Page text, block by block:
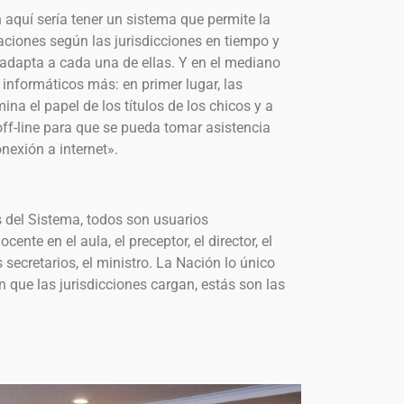
sería tener un sistema que permite la
según las jurisdicciones en tiempo y
a cada una de ellas. Y en el mediano
más: en primer lugar, las
el papel de los títulos de los chicos y a
line para que se pueda tomar asistencia
a internet».
Sistema, todos son usuarios
en el aula, el preceptor, el director, el
secretarios, el ministro. La Nación lo único
las jurisdicciones cargan, estás son las